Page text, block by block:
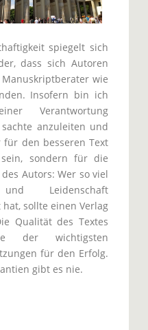
spiegelt sich
dass sich Autoren
wie
Insofern bin ich
Verantwortung
sachte anzuleiten und
den besseren Text
sondern für die
Autors: Wer so viel
Leidenschaft
sollte einen Verlag
Qualität des Textes
der wichtigsten
für den Erfolg.
gibt es nie.